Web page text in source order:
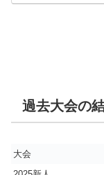
過去大会の
大会